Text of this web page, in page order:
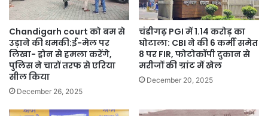
Chandigarh court को बम से
उड़ाने की धमकी:ई-मेल पर
लिखा- ड्रोन से हमला करेंगे,
पुलिस ने चारों तरफ से एरिया
सील किया
December 26, 2025
चंडीगढ़ PGI में 1.14 करोड़ का
घोटाला: CBI ने की 6 कर्मी समेत
8 पर FIR, फोटोकॉपी दुकान से
मरीजों की ग्रांट में खेल
December 20, 2025